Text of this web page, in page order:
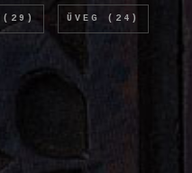
(29) ÜVEG (24)